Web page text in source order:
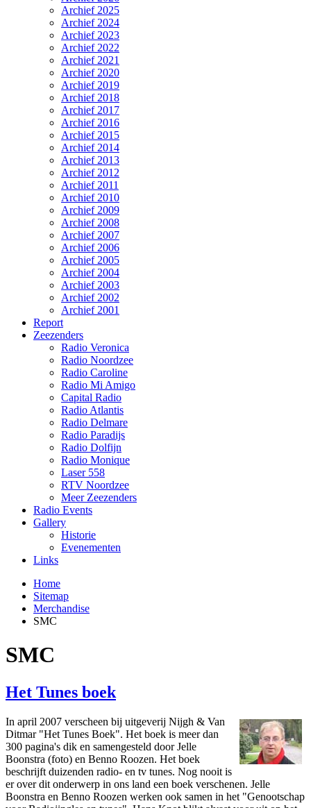
Archief 2025
Archief 2024
Archief 2023
Archief 2022
Archief 2021
Archief 2020
Archief 2019
Archief 2018
Archief 2017
Archief 2016
Archief 2015
Archief 2014
Archief 2013
Archief 2012
Archief 2011
Archief 2010
Archief 2009
Archief 2008
Archief 2007
Archief 2006
Archief 2005
Archief 2004
Archief 2003
Archief 2002
Archief 2001
Report
Zeezenders
Radio Veronica
Radio Noordzee
Radio Caroline
Radio Mi Amigo
Capital Radio
Radio Atlantis
Radio Delmare
Radio Paradijs
Radio Dolfijn
Radio Monique
Laser 558
RTV Noordzee
Meer Zeezenders
Radio Events
Gallery
Historie
Evenementen
Links
Home
Sitemap
Merchandise
SMC
SMC
Het Tunes boek
In april 2007 verscheen bij uitgeverij Nijgh & Van
Ditmar "Het Tunes Boek". Het boek is meer dan
300 pagina's dik en samengesteld door Jelle
Boonstra (foto) en Benno Roozen. Het boek
beschrijft duizenden radio- en tv tunes. Nog nooit is
er over dit o­nderwerp in o­ns land een boek verschenen. Jelle
Boonstra en Benno Roozen werken ook samen in het "Genootschap